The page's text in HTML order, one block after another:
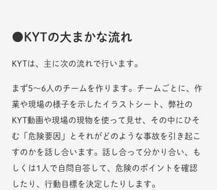
KYTの大まかな流れ
KYTは、主に次の流れで行います。
まず5～6人のチームを作ります。チームごとに、作
業や現場の様子を示したイラストシート、弊社の
KYT動画や現場の現物を使って見せ、その中にひそ
む「危険要因」とそれがどのような事故を引き起こ
すのかを話し合います。話し合って分かり合い、も
しくは1人で自問自答して、危険のポイントを確認
したり、行動目標を決定したりします。